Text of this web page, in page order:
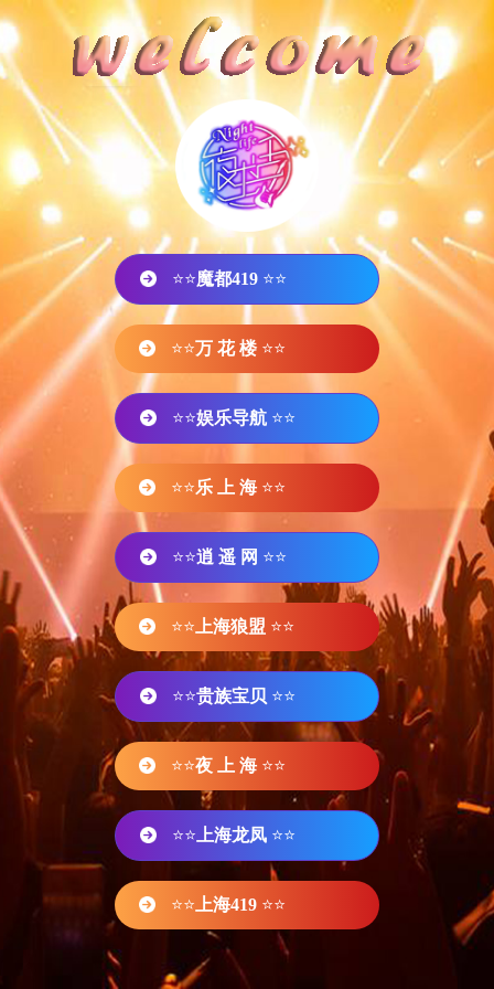
⭐⭐魔都419 ⭐⭐
⭐⭐万 花 楼 ⭐⭐
⭐⭐娱乐导航 ⭐⭐
⭐⭐乐 上 海 ⭐⭐
⭐⭐逍 遥 网 ⭐⭐
⭐⭐ 上海狼盟 ⭐⭐
⭐⭐贵族宝贝 ⭐⭐
⭐⭐夜 上 海 ⭐⭐
⭐⭐ 上海龙凤 ⭐⭐
⭐⭐ 上海419 ⭐⭐